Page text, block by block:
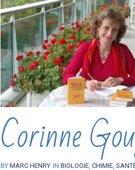
Corinne
BY MARC HENRY IN BIOLOGIE, CHIMIE,